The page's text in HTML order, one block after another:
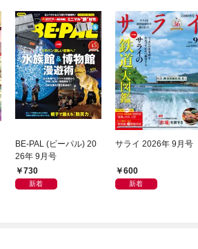
BE-PAL (ビーパル) 20
26年 9月号
730
新着
サライ 2026年 9月号
600
新着